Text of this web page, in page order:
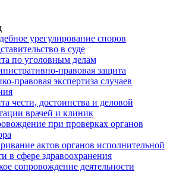
урегулирование споров
в суде
по уголовным делам
правовая защита
правовая экспертиза случаев
чести, достоинства и деловой
врачей и клиник
при проверках органов
актов органов исполнительной
в сфере здравоохранения
сопровождение деятельности